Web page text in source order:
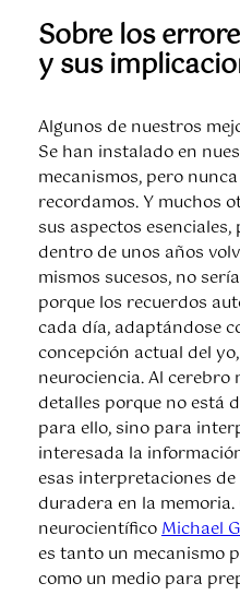
Sobre los
y sus
Algunos de nuestros
Se han instalado en
mecanismos, pero
recordamos. Y muchos
sus aspectos
dentro de unos años
mismos sucesos, no
porque los recuerdos
cada día, adaptándose
concepción actual del
neurociencia. Al
detalles porque no está
para ello, sino para
interesada la
esas interpretaciones
duradera en la memoria.
neurocientíficoMichael
es tanto un mecanismo
como un medio para